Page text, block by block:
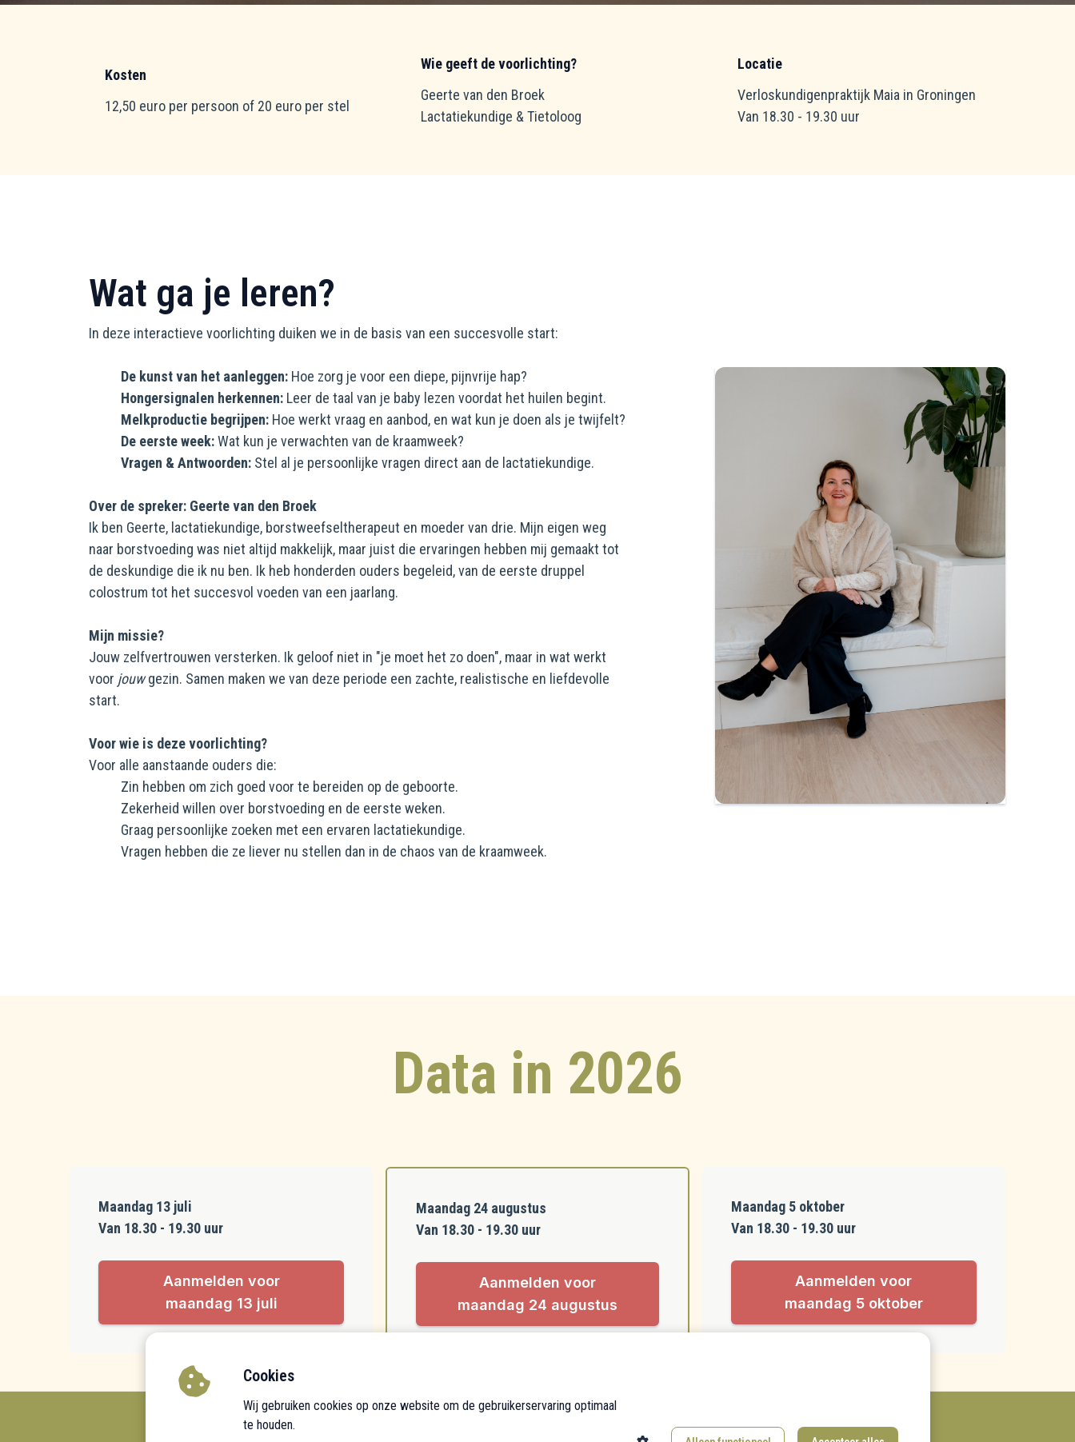
Kosten
12,50 euro per persoon of 20 euro per stel
Wie geeft de voorlichting?
Geerte van den Broek
Lactatiekundige & Tietoloog
Locatie
Verloskundigenpraktijk Maia in Groningen
Van 18.30 - 19.30 uur
Wat ga je leren?
In deze interactieve voorlichting duiken we in de basis van een succesvolle start:
De kunst van het aanleggen: Hoe zorg je voor een diepe, pijnvrije hap?
Hongersignalen herkennen: Leer de taal van je baby lezen voordat het huilen begint.
Melkproductie begrijpen: Hoe werkt vraag en aanbod, en wat kun je doen als je twijfelt?
De eerste week:Wat kun je verwachten van de kraamweek?
Vragen & Antwoorden: Stel al je persoonlijke vragen direct aan de lactatiekundige.
Over de spreker: Geerte van den Broek
Ik ben Geerte, lactatiekundige, borstweefseltherapeut en moeder van drie. Mijn eigen weg
naar borstvoeding was niet altijd makkelijk, maar juist die ervaringen hebben mij gemaakt tot
de deskundige die ik nu ben. Ik heb honderden ouders begeleid, van de eerste druppel
colostrum tot het succesvol voeden van een jaarlang.
Mijn missie?
Jouw zelfvertrouwen versterken. Ik geloof niet in "je moet het zo doen", maar in wat werkt
voor jouwgezin. Samen maken we van deze periode een zachte, realistische en liefdevolle
start.
Voor wie is deze voorlichting?
Voor alle aanstaande ouders die:
Zin hebben om zich goed voor te bereiden op de geboorte.
Zekerheid willen over borstvoeding en de eerste weken.
Graag persoonlijke zoeken met een ervaren lactatiekundige.
Vragen hebben die ze liever nu stellen dan in de chaos van de kraamweek.
Data in 2026
Maandag 13 juli
Van 18.30 - 19.30 uur
Aanmelden voor
maandag 13 juli
Maandag 24 augustus
Van 18.30 - 19.30 uur
Aanmelden voor
maandag 24 augustus
Maandag 5 oktober
Van 18.30 - 19.30 uur
Aanmelden voor
maandag 5 oktober
Cookies
Wij gebruiken cookies op onze website om de gebruikerservaring optimaal
te houden.